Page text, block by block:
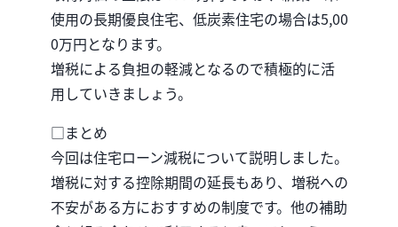
使用の長期優良住宅、低炭素住宅の場合は5,00
0万円となります。
増税による負担の軽減となるので積極的に活
用していきましょう。
□まとめ
今回は住宅ローン減税について説明しました。
増税に対する控除期間の延長もあり、増税への
不安がある方におすすめの制度です。他の補助